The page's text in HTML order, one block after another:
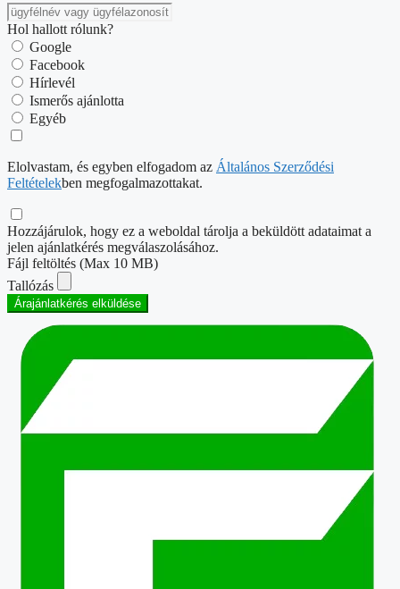
Hol hallott rólunk?
Google
Facebook
Hírlevél
Ismerős ajánlotta
Egyéb
Elolvastam, és egyben elfogadom az Általános Szerződési
Feltételekben megfogalmazottakat.
Hozzájárulok, hogy ez a weboldal tárolja a beküldött adataimat a
jelen ajánlatkérés megválaszolásához.
Fájl feltöltés (Max 10 MB)
Tallózás
Árajánlatkérés elküldése